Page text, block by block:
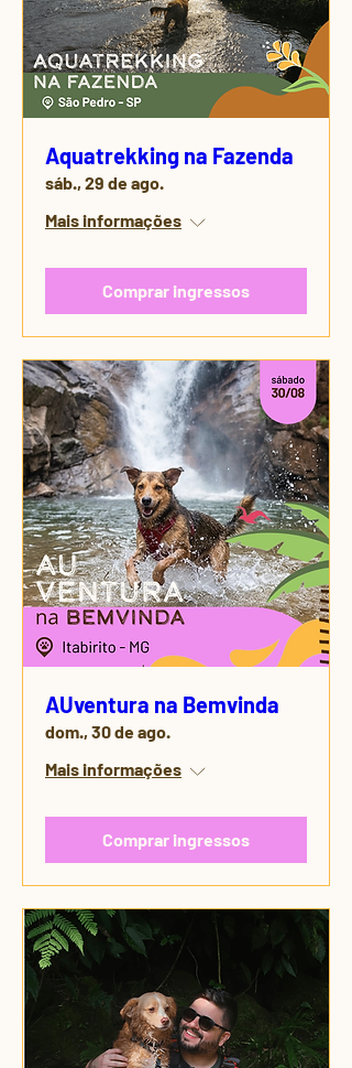
Aquatrekking na Fazenda
sáb., 29 de ago.
Mais informações
Comprar ingressos
AUventura na Bemvinda
dom., 30 de ago.
Mais informações
Comprar ingressos